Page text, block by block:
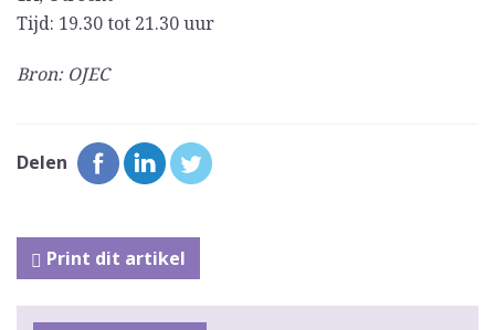
Tijd: 19.30 tot 21.30 uur
Bron: OJEC
Delen
Print dit artikel